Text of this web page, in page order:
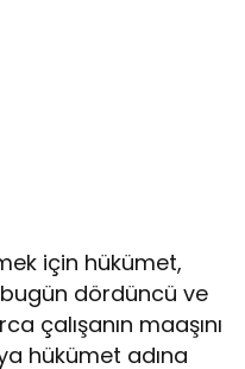
için hükümet,
dördüncü ve
çalışanın maaşını
hükümet adına